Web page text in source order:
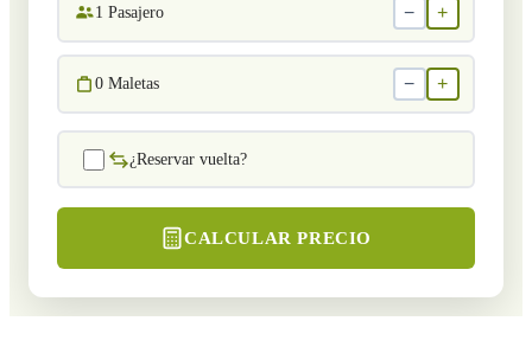
1 Pasajero − +
0 Maletas − +
¿Reservar vuelta?
CALCULAR PRECIO